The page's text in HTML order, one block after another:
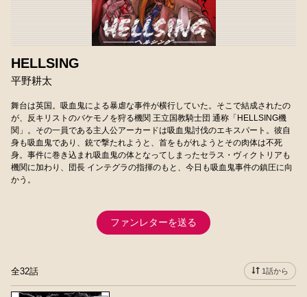
HELLSING
平野耕太
舞台は英国。吸血鬼による暴虐な事件が横行していた。そこで結成されたの
が、反キリストのバケモノを狩る機関 王立国教騎士団 通称「HELLSING機
関」。その一員である主人公アーカードは吸血鬼討伐のエキスパート。彼自
身も吸血鬼であり、銃で撃たれようと、首をもがれようとその肉体は不死
身。事件に巻き込まれ吸血鬼の体となってしまったセラス・ヴィクトリアも
機関に加わり、団長 インテグラの指揮のもと、今日も吸血鬼事件の鎮圧に向
かう。
ファンレターを送る
全32話 1話から